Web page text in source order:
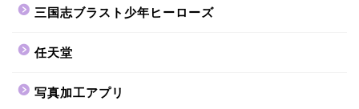
三国志ブラスト少年ヒーローズ
任天堂
写真加工アプリ